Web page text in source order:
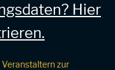
Hier
Veranstaltern zur